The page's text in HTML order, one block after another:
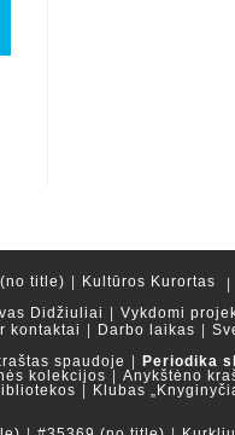
title)
Kultūros Kurortas
Didžiuliai
Vykdomi
kontaktai
Darbo laikas
spaudoje
Periodika
kolekcijos
Anykštėno
Klubas